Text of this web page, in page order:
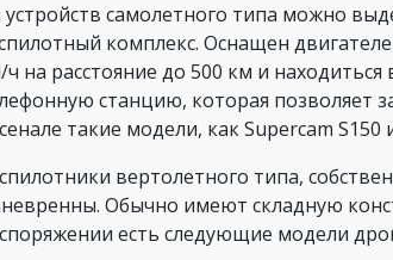
устройств самолетного типа можно
комплекс. Оснащен
ч на расстояние до 500 км и
станцию, которая позволяет
такие модели, как Supercam S150
вертолетного типа,
Обычно имеют складную
есть следующие модели